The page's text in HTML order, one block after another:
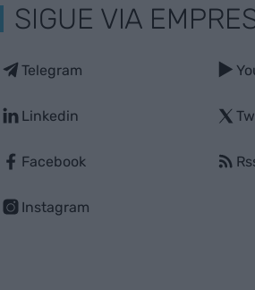
SIGUE VIA
Telegram
Linkedin
Facebook
Instagram